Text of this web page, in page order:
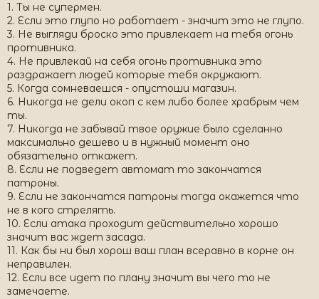
1. Ты не супермен.
2. Если это глупо но работает - значит это не глупо.
3. Не выгляди броско это привлекает на тебя огонь
противника.
4. Не привлекай на себя огонь противника это
раздражает людей которые тебя окружают.
5. Когда сомневаешся - опустоши магазин.
6. Никогда не дели окоп с кем либо более храбрым чем
ты.
7. Никогда не забывай твое оружие было сделанно
максимально дешево и в нужный момент оно
обязательно откажет.
8. Если не подведет автомат то закончатся
патроны.
9. Если не закончатся патроны тогда окажется что
не в кого стрелять.
10. Если атака проходит действительно хорошо
значит вас ждет засада.
11. Как бы ни был хорош ваш план всеравно в корне он
неправилен.
12. Если все идет по плану значит вы чего то не
замечаете.